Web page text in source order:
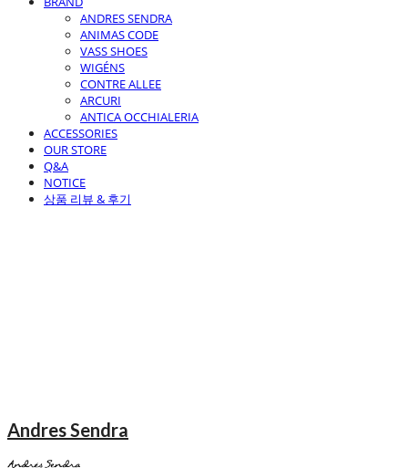
ANDRES SENDRA
ANIMAS CODE
VASS SHOES
WIGÉNS
CONTRE ALLEE
ARCURI
ANTICA OCCHIALERIA
ACCESSORIES
OUR STORE
Q&A
NOTICE
상품 리뷰 & 후기
Andres Sendra